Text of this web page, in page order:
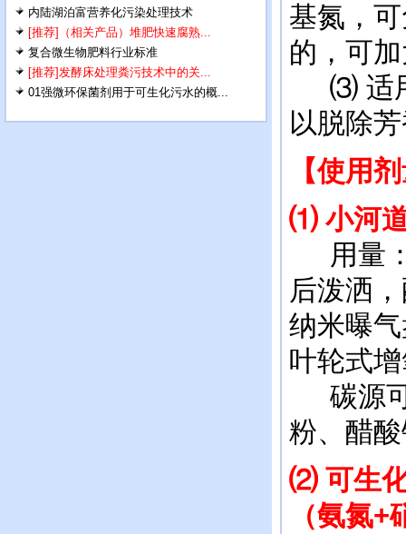
内陆湖泊富营养化污染处理技术
[推荐]（相关产品）堆肥快速腐熟...
复合微生物肥料行业标准
[推荐]发酵床处理粪污技术中的关...
01强微环保菌剂用于可生化污水的概...
基氮，
的，可
⑶ 适用
以脱除
【使用
⑴ 小河
用量：
后泼洒
纳米曝
叶轮式
碳源可
粉、醋
⑵ 可生
（氨氮+